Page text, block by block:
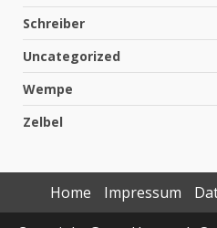
Schreiber
Uncategorized
Wempe
Zelbel
Home Impressum